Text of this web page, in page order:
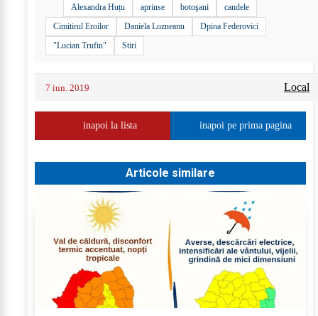
Alexandra Huțu aprinse botoşani
candele
Cimitirul Eroilor
Daniela Lozneanu
Dpina Federovici
"Lucian Trufin"
Stiri
7 iun. 2019 Local
inapoi la lista inapoi pe prima pagina
Articole similare